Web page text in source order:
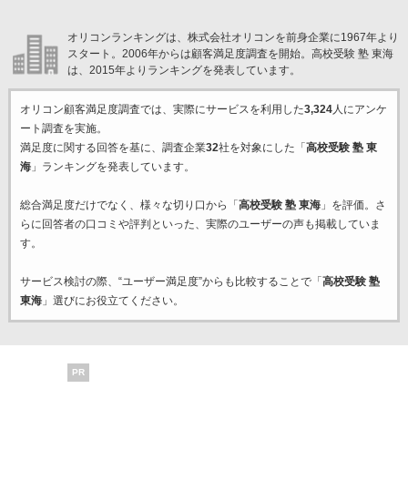
オリコンランキングは、株式会社オリコンを前身企業に1967年より
スタート。2006年からは顧客満足度調査を開始。高校受験 塾 東海
は、2015年よりランキングを発表しています。
オリコン顧客満足度調査では、実際にサービスを利用した3,324人にアンケ
ート調査を実施。
満足度に関する回答を基に、調査企業32社を対象にした「 高校受験 塾 東
海」ランキングを発表しています。
総合満足度だけでなく、様々な切り口から「 高校受験 塾 東海」を評価。さ
らに回答者の口コミや評判といった、実際のユーザーの声も掲載していま
す。
サービス検討の際、“ユーザー満足度”からも比較することで「 高校受験 塾
東海」選びにお役立てください。
PR